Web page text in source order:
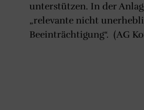
unterstützen. In der
„relevante nicht
Beeinträchtigung“. (AG